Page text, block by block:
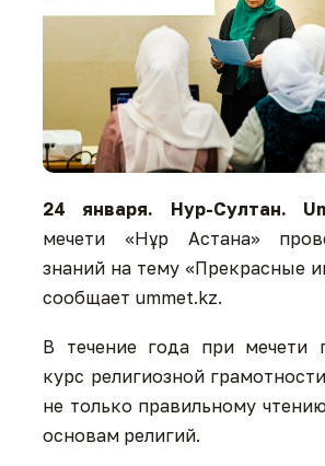
24 января. Нур-Султан.
мечети «Нұр Астана»
знаний на тему «Прекрасные
сообщает ummet.kz.
В течение года при мечети
курс религиозной
не только правильному
основам религий.